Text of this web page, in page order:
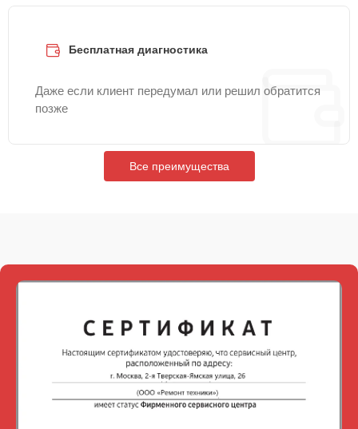
Бесплатная диагностика
Даже если клиент передумал или решил обратится
позже
Все преимущества